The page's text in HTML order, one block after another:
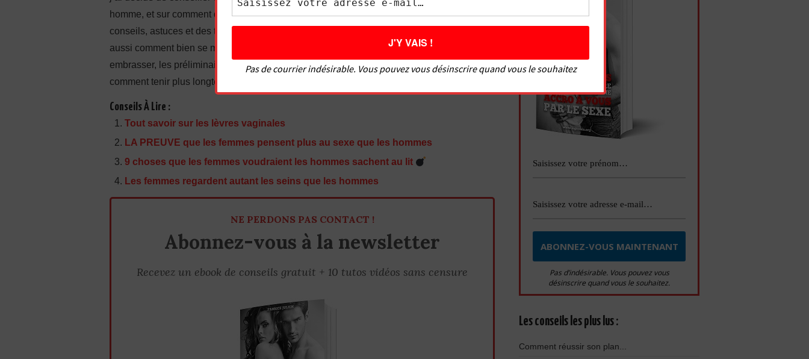
homme, et sur comment donner du plaisir à un homme. Le Grivois vous donne des
conseils, astuces et des techniques sexuelles pour savoir comment faire l’amour mais
aussi comment bien se masturber. J’aborde des sujets variés comme : comment bien
embrasser, les préliminaires, comment doigter une fille, comment faire un cunnilingus,
comment tenir plus longtemps, comment faire une fellation, les meilleures positions, etc.
Conseils À Lire :
Tout savoir sur les lèvres vaginales
LA PREUVE que les femmes pensent plus au sexe que les hommes
9 choses que les femmes voudraient les hommes sachent au lit
Les femmes regardent autant les seins que les hommes
NE PERDONS PAS CONTACT !
Abonnez-vous à la newsletter
Recevez un ebook de conseils gratuit + 10 tutos vidéos sans censure
Pas d’indésirable. Vous pouvez vous
désinscrire quand vous le souhaitez.
Les conseils les plus lus :
Comment réussir son plan...
Pas de courrier indésirable. Vous pouvez vous désinscrire quand vous le souhaitez